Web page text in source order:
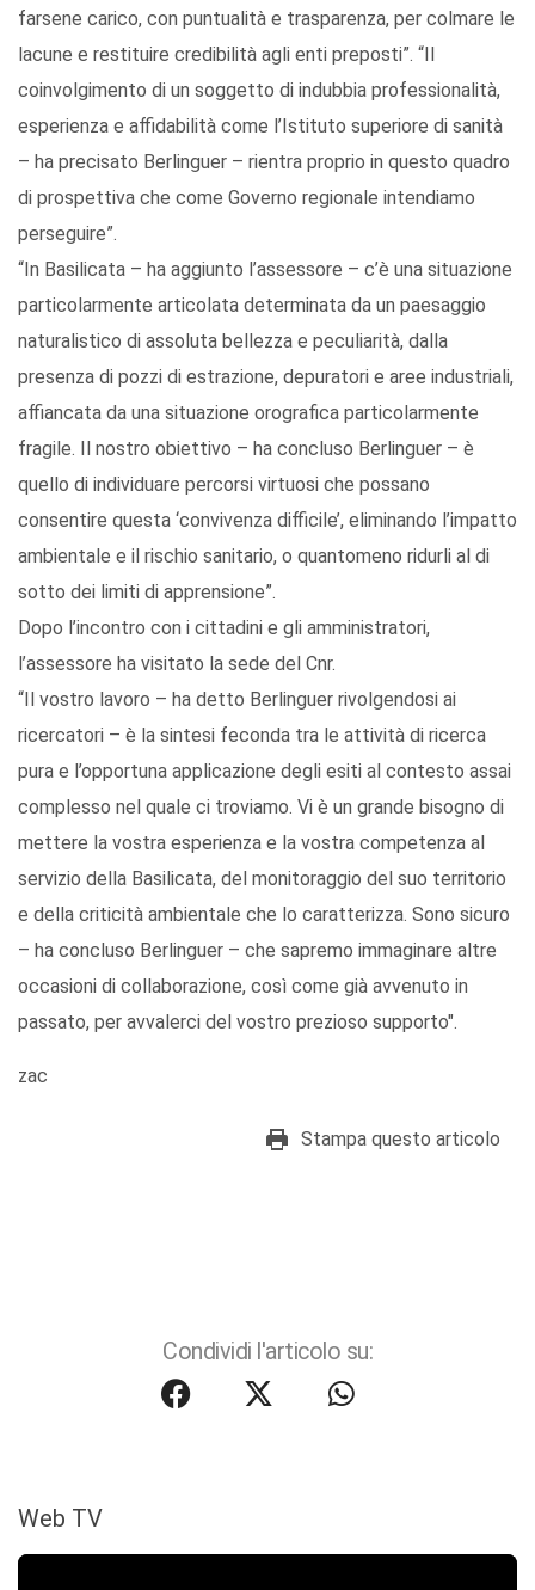
farsene carico, con puntualità e trasparenza, per colmare le
lacune e restituire credibilità agli enti preposti”. “Il
coinvolgimento di un soggetto di indubbia professionalità,
esperienza e affidabilità come l’Istituto superiore di sanità
– ha precisato Berlinguer – rientra proprio in questo quadro
di prospettiva che come Governo regionale intendiamo
perseguire”.
“In Basilicata – ha aggiunto l’assessore – c’è una situazione
particolarmente articolata determinata da un paesaggio
naturalistico di assoluta bellezza e peculiarità, dalla
presenza di pozzi di estrazione, depuratori e aree industriali,
affiancata da una situazione orografica particolarmente
fragile. Il nostro obiettivo – ha concluso Berlinguer – è
quello di individuare percorsi virtuosi che possano
consentire questa ‘convivenza difficile’, eliminando l’impatto
ambientale e il rischio sanitario, o quantomeno ridurli al di
sotto dei limiti di apprensione”.
Dopo l’incontro con i cittadini e gli amministratori,
l’assessore ha visitato la sede del Cnr.
“Il vostro lavoro – ha detto Berlinguer rivolgendosi ai
ricercatori – è la sintesi feconda tra le attività di ricerca
pura e l’opportuna applicazione degli esiti al contesto assai
complesso nel quale ci troviamo. Vi è un grande bisogno di
mettere la vostra esperienza e la vostra competenza al
servizio della Basilicata, del monitoraggio del suo territorio
e della criticità ambientale che lo caratterizza. Sono sicuro
– ha concluso Berlinguer – che sapremo immaginare altre
occasioni di collaborazione, così come già avvenuto in
passato, per avvalerci del vostro prezioso supporto".
zac
Stampa questo articolo
Condividi l'articolo su:
Web TV